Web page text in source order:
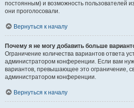
постоянным) и возможность пользователей
они проголосовали.
Вернуться к началу
Почему я не могу добавить больше
Ограничение количества вариантов ответа
администратором конференции. Если вам
вариантов, превышающее это ограничение,
администратором конференции.
Вернуться к началу